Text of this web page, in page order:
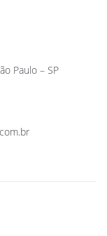
Paulo – SP